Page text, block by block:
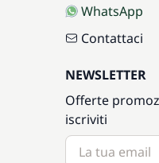
WhatsApp
Contattaci
NEWSLETTER
Offerte
iscriviti